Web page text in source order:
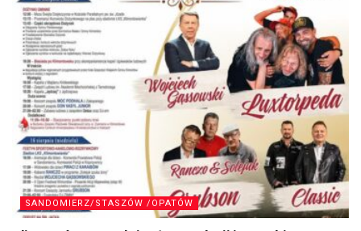
SANDOMIERZ/STASZÓW /OPATÓW